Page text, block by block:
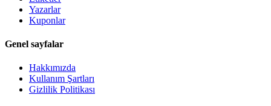
Yazarlar
Kuponlar
Genel sayfalar
Hakkımızda
Kullanım Şartları
Gizlilik Politikası